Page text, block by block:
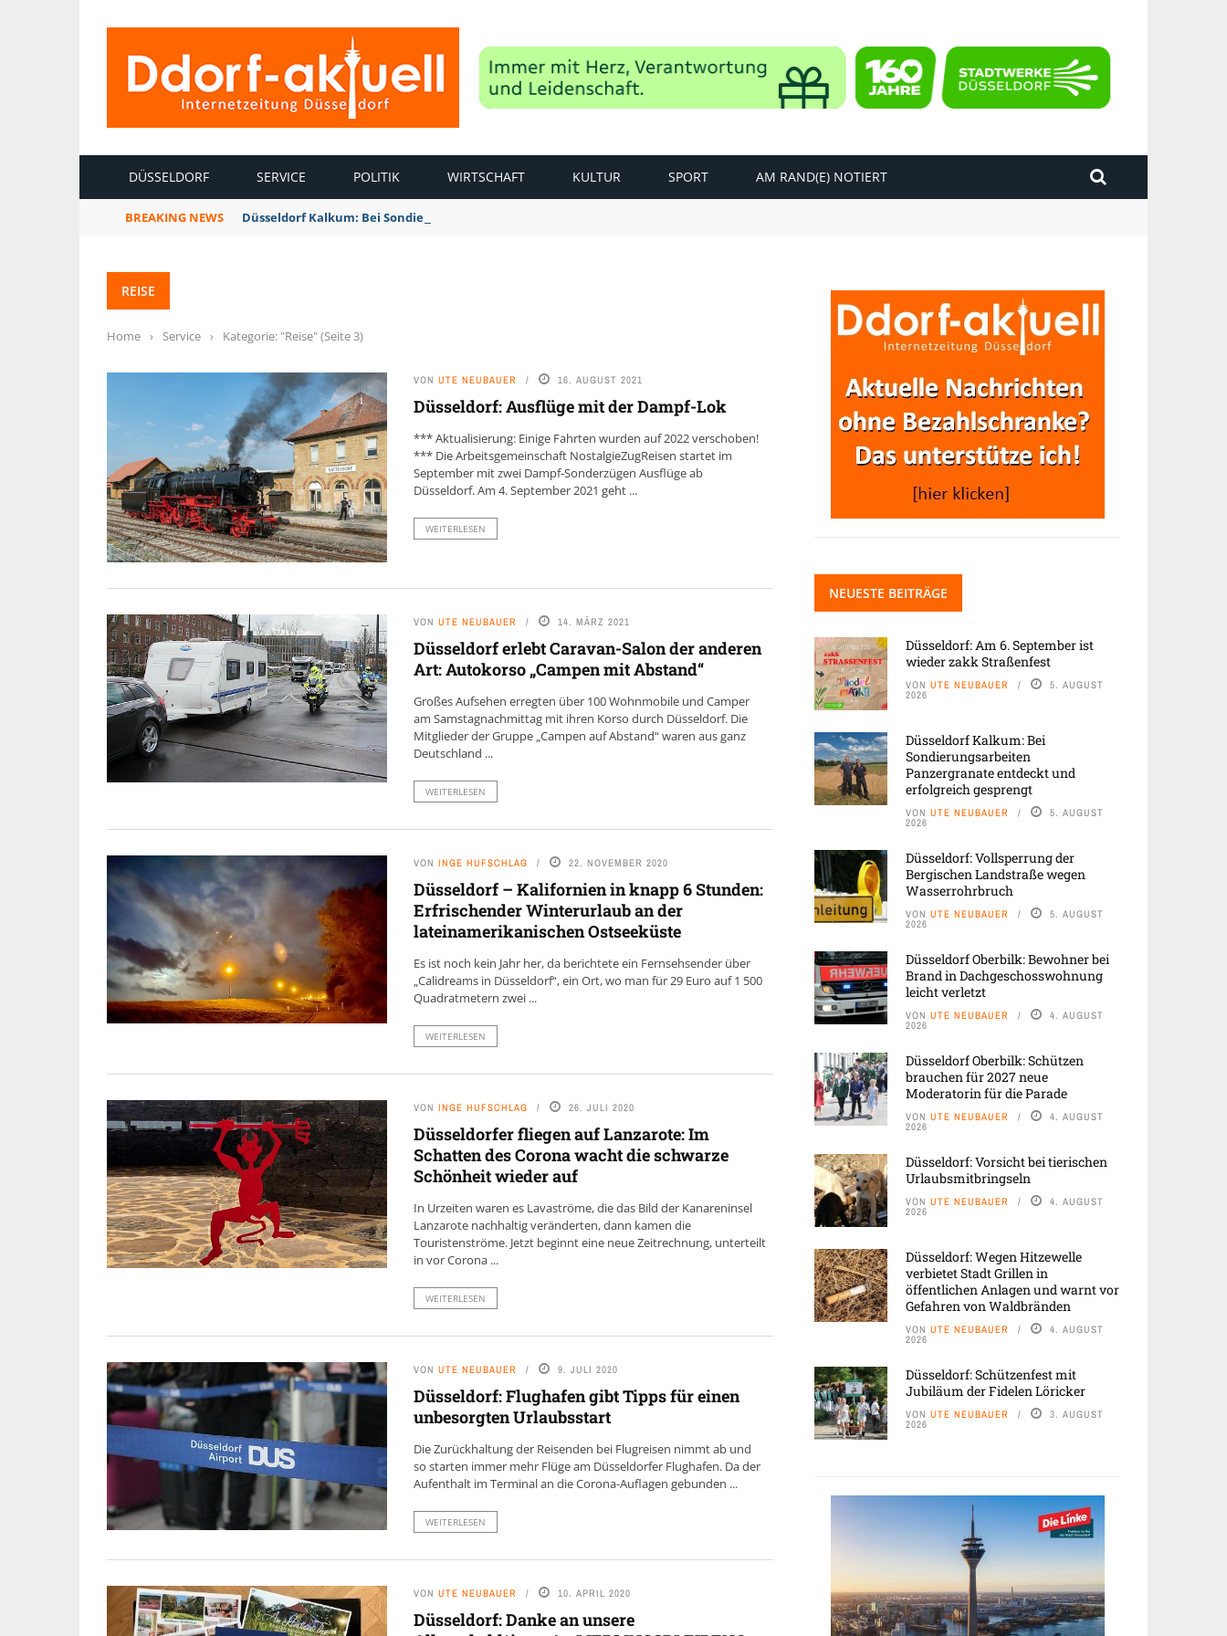
DÜSSELDORF SERVICE POLITIK WIRTSCHAFT KULTUR SPORT AM RAND(E) NOTIERT
BREAKING NEWS Düsseldorf Kalkum: Bei Sondierungsarbeiten Panzergranate entdeckt und erfolgreich gesprengt
REISE
Home › Service › Kategorie: "Reise"(Seite 3)
VON UTE NEUBAUER 16. AUGUST 2021
Düsseldorf: Ausflüge mit der Dampf-Lok
*** Aktualisierung: Einige Fahrten wurden auf 2022 verschoben!
*** Die Arbeitsgemeinschaft NostalgieZugReisen startet im
September mit zwei Dampf-Sonderzügen Ausflüge ab
Düsseldorf. Am 4. September 2021 geht ...
WEITERLESEN
VON UTE NEUBAUER 14. MÄRZ 2021
Düsseldorf erlebt Caravan-Salon der anderen
Art: Autokorso „Campen mit Abstand“
Großes Aufsehen erregten über 100 Wohnmobile und Camper
am Samstagnachmittag mit ihren Korso durch Düsseldorf. Die
Mitglieder der Gruppe „Campen auf Abstand“ waren aus ganz
Deutschland ...
WEITERLESEN
VON INGE HUFSCHLAG 22. NOVEMBER 2020
Düsseldorf – Kalifornien in knapp 6 Stunden:
Erfrischender Winterurlaub an der
lateinamerikanischen Ostseeküste
Es ist noch kein Jahr her, da berichtete ein Fernsehsender über
„Calidreams in Düsseldorf“, ein Ort, wo man für 29 Euro auf 1 500
Quadratmetern zwei ...
WEITERLESEN
VON INGE HUFSCHLAG 26. JULI 2020
Düsseldorfer fliegen auf Lanzarote: Im
Schatten des Corona wacht die schwarze
Schönheit wieder auf
In Urzeiten waren es Lavaströme, die das Bild der Kanareninsel
Lanzarote nachhaltig veränderten, dann kamen die
Touristenströme. Jetzt beginnt eine neue Zeitrechnung, unterteilt
in vor Corona ...
WEITERLESEN
VON UTE NEUBAUER 9. JULI 2020
Düsseldorf: Flughafen gibt Tipps für einen
unbesorgten Urlaubsstart
Die Zurückhaltung der Reisenden bei Flugreisen nimmt ab und
so starten immer mehr Flüge am Düsseldorfer Flughafen. Da der
Aufenthalt im Terminal an die Corona-Auflagen gebunden ...
WEITERLESEN
VON UTE NEUBAUER 10. APRIL 2020
Düsseldorf: Danke an unsere
NEUESTE BEITRÄGE
Düsseldorf: Am 6. September ist
wieder zakk Straßenfest
VON UTE NEUBAUER 5. AUGUST
2026
Düsseldorf Kalkum: Bei
Sondierungsarbeiten
Panzergranate entdeckt und
erfolgreich gesprengt
VON UTE NEUBAUER 5. AUGUST
2026
Düsseldorf: Vollsperrung der
Bergischen Landstraße wegen
Wasserrohrbruch
VON UTE NEUBAUER 5. AUGUST
2026
Düsseldorf Oberbilk: Bewohner bei
Brand in Dachgeschosswohnung
leicht verletzt
VON UTE NEUBAUER 4. AUGUST
2026
Düsseldorf Oberbilk: Schützen
brauchen für 2027 neue
Moderatorin für die Parade
VON UTE NEUBAUER 4. AUGUST
2026
Düsseldorf: Vorsicht bei tierischen
Urlaubsmitbringseln
VON UTE NEUBAUER 4. AUGUST
2026
Düsseldorf: Wegen Hitzewelle
verbietet Stadt Grillen in
öffentlichen Anlagen und warnt vor
Gefahren von Waldbränden
VON UTE NEUBAUER 4. AUGUST
2026
Düsseldorf: Schützenfest mit
Jubiläum der Fidelen Löricker
VON UTE NEUBAUER 3. AUGUST
2026